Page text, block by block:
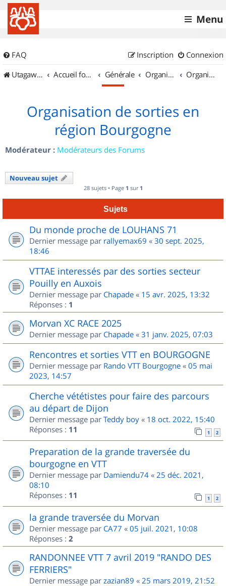
Menu
FAQ Connexion
Inscription
UtagawaVTT (Randos VTT et VTTAE avec traces GPS)
Accueil forum Générale Organisation de sorties & Recherche de partenaires Organisation de sorties en région Bourgogne
Organisation de sorties en
région Bourgogne
Modérateur : Modérateurs des Forums
Nouveau sujet
28 sujets • Page 1 sur 1
Sujets
Du monde proche de LOUHANS 71
Dernier message par rallyemax69 « 30 sept. 2025,
18:46
VTTAE interessés par des sorties secteur
Pouilly en Auxois
Dernier message par Chapade « 15 avr. 2025, 13:32
Réponses : 1
Morvan XC RACE 2025
Dernier message par Chapade « 31 janv. 2025, 07:03
Rencontres et sorties VTT en BOURGOGNE
Dernier message par Rando VTT Bourgogne « 05 mai
2023, 14:57
Cherche vététistes pour faire des parcours
au départ de Dijon
Dernier message par Teddy boy « 18 oct. 2022, 15:40
Réponses : 11 1 2
Preparation de la grande traversée du
bourgogne en VTT
Dernier message par Damiendu74 « 25 déc. 2021,
08:10
Réponses : 11 1 2
la grande traversée du Morvan
Dernier message par CA77 « 05 juil. 2021, 10:08
Réponses : 2
RANDONNEE VTT 7 avril 2019 "RANDO DES
FERRIERS"
Dernier message par zazian89 « 25 mars 2019, 21:52